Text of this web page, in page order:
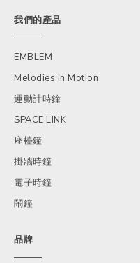
我們的產品
EMBLEM
Melodies in Motion
運動計時鐘
SPACE LINK
座檯鐘
掛牆時鐘
電子時鐘
鬧鐘
品牌